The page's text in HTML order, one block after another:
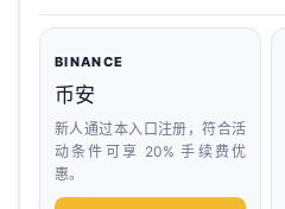
BINANCE
币安
新人通过本入口注册，符合活
动条件可享 20% 手续费优
惠。